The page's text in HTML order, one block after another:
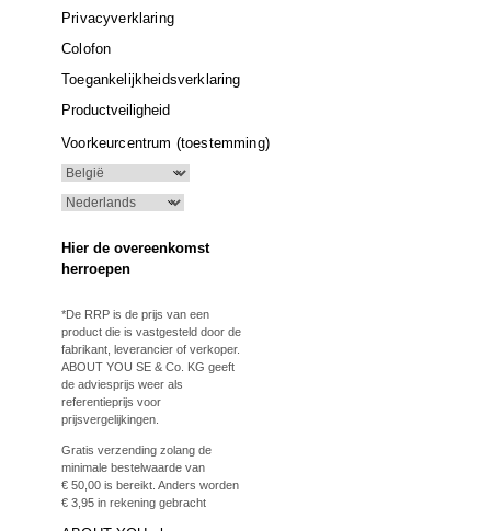
Privacyverklaring
Colofon
Toegankelijkheidsverklaring
Productveiligheid
Voorkeurcentrum (toestemming)
Hier de overeenkomst
herroepen
*De RRP is de prijs van een
product die is vastgesteld door de
fabrikant, leverancier of verkoper.
ABOUT YOU SE & Co. KG geeft
de adviesprijs weer als
referentieprijs voor
prijsvergelijkingen.
Gratis verzending zolang de
minimale bestelwaarde van
€ 50,00 is bereikt. Anders worden
€ 3,95 in rekening gebracht